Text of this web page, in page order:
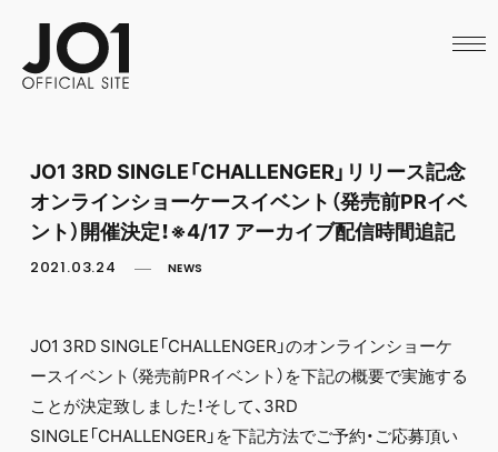
SCHEDULE
ARCHIVES
CALL
OFFICIAL STORE
LAPONE STORE
JO1 MAIL
JO1 3RD SINGLE「CHALLENGER」リリース記念
オンラインショーケースイベント（発売前PRイベ
ント）開催決定！※4/17 アーカイブ配信時間追記
2021.03.24 NEWS
JO1 3RD SINGLE「CHALLENGER」のオンラインショーケ
ースイベント（発売前PRイベント）を下記の概要で実施する
ことが決定致しました！そして、3RD
SINGLE「CHALLENGER」を下記方法でご予約・ご応募頂い